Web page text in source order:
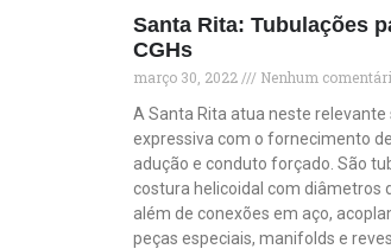
Santa Rita: Tubulações
CGHs
março 30, 2022
Nenhum
A Santa Rita atua neste
expressiva com o fornecimento
adução e conduto forçado. São
costura helicoidal com diâmetros
além de conexões em aço,
peças especiais, manifolds e